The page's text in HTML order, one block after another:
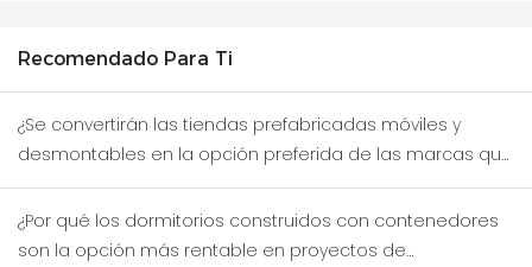
Recomendado Para Ti
¿Se convertirán las tiendas prefabricadas móviles y
desmontables en la opción preferida de las marcas que
prueban nuevos distritos comerciales?
¿Por qué los dormitorios construidos con contenedores
son la opción más rentable en proyectos de